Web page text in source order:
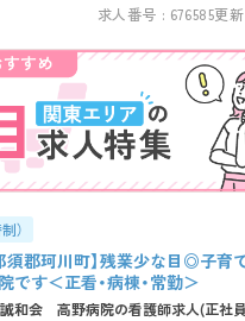
求人番号 : 676585更
）
須郡珂川町】残業少な目◎子育
です＜正看・病棟・常勤＞
和会 高野病院の看護師求人(正社